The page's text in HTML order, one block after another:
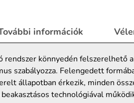
információk
rendszer könnyedén felszerelhető
szabályozza. Felengedett
állapotban érkezik, minden
technológiával